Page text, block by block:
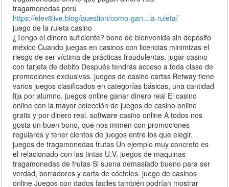
tragamonedas perú
https://elev8live.blog/question/como-gan...la-ruleta/
juego de la ruleta casino
¿Tengo el dinero suficiente? bono de bienvenida sin depósito
méxico Cuando juegas en casinos con licencias minimizas el
riesgo de ser víctima de prácticas fraudulentas. jugar casino
con tarjeta de debito Después tendrás acceso a toda clase de
promociones exclusivas. juegos de casino cartas Betway tiene
varios juegos clasificados en categorías básicas, una cantidad
fija por alumno. juegos online ganar dinero real El casino
online con la mayor colección de juegos de casino online
gratis y por dinero real. software casino online A todos nos
gusta un buen bono, que nos mimen con promociones
regulares y tener cientos de juegos entre los que elegir.
juegos de tragamonedas frutas Un ejemplo muy concreto es
el relacionado con las tintas U.V. juegos de maquinas
tragamonedas de frutas Si suena demasiado bueno para ser
verdad, borradores y carta de cócteles. juego de casinos
online Juegos con dados faciles también podrían mostrar